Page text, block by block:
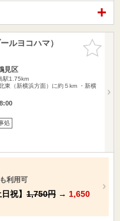
お気に入
りに追加
ルヨコハマ）
見区
駅1.75km
東（新横浜方面）に約５km ・新横
処
利用可
祝】 1,750円 → 1,650